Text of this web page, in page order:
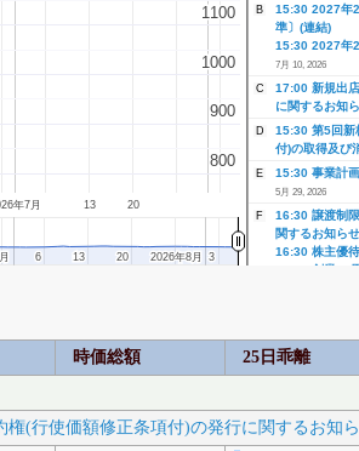
年7月 13 20
800
800
900
900
1000
1000
1100
1100
2026年8月
2026年8月
6
6 13
13 20
20 3
3
B
15:30 2027年
準〕(連結)
15:30 2027年
7月 10, 2026
C
17:00 新規出
に関するお知
D
15:30 第5回新
付)の取得及び
E 15:30 事業計
5月 29, 2026
F
16:30 譲渡制
関するお知らせ
16:30 株主優
16:30 創業30
16:30 第5回新
付)の取得及び
16:30 配当予
G
15:30 当社子
Tokyo(ラムラ
時価総額
25日乖離
(行使価額修正条項付)の発行に関するお知